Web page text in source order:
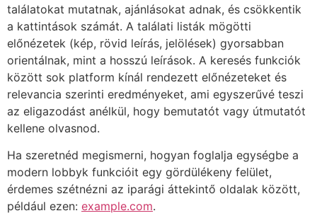
találatokat mutatnak, ajánlásokat adnak, és csökkentik
a kattintások számát. A találati listák mögötti
előnézetek (kép, rövid leírás, jelölések) gyorsabban
orientálnak, mint a hosszú leírások. A keresés funkciók
között sok platform kínál rendezett előnézeteket és
relevancia szerinti eredményeket, ami egyszerűvé teszi
az eligazodást anélkül, hogy bemutatót vagy útmutatót
kellene olvasnod.
Ha szeretnéd megismerni, hogyan foglalja egységbe a
modern lobbyk funkcióit egy gördülékeny felület,
érdemes szétnézni az iparági áttekintő oldalak között,
például ezen: example.com.